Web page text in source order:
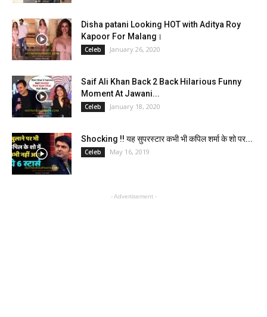
Disha patani Looking HOT with Aditya Roy
Kapoor For Malang।
Celeb January 26, 2020
Saif Ali Khan Back 2 Back Hilarious Funny
Moment At Jawani...
Celeb January 18, 2020
Shocking !! यह सुपरस्टार कभी भी कपिल शर्मा के शो पर...
Celeb May 16, 2019
- Advertisement -